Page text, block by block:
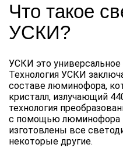
Что такое
УСКИ?
УСКИ это универсальное
Технология УСКИ
составе люминофора,
кристалл, излучающий
технология
с помощью люминофора
изготовлены все
некоторые другие.